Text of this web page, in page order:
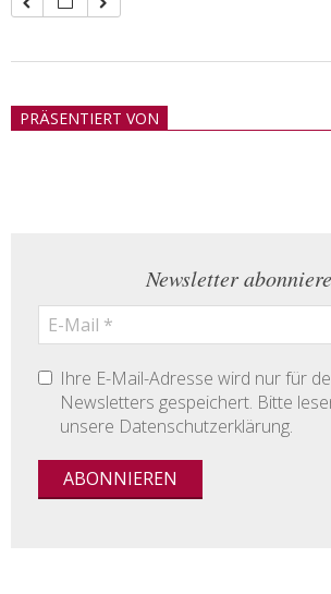
21
PRÄSENTIERT VON
Newsletter
Ihre E-Mail-Adresse wird nur für
Newsletters gespeichert. Bitte
unsere Datenschutzerklärung.